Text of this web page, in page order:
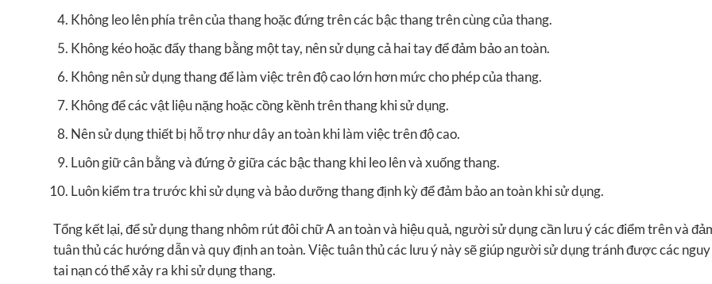
Không leo lên phía trên của thang hoặc đứng trên các bậc thang trên cùng của thang.
Không kéo hoặc đẩy thang bằng một tay, nên sử dụng cả hai tay để đảm bảo an toàn.
Không nên sử dụng thang để làm việc trên độ cao lớn hơn mức cho phép của thang.
Không để các vật liệu nặng hoặc cồng kềnh trên thang khi sử dụng.
Nên sử dụng thiết bị hỗ trợ như dây an toàn khi làm việc trên độ cao.
Luôn giữ cân bằng và đứng ở giữa các bậc thang khi leo lên và xuống thang.
Luôn kiểm tra trước khi sử dụng và bảo dưỡng thang định kỳ để đảm bảo an toàn khi sử dụng.
Tổng kết lại, để sử dụng thang nhôm rút đôi chữ A an toàn và hiệu quả, người sử dụng cần lưu ý các điểm trên và
tuân thủ các hướng dẫn và quy định an toàn. Việc tuân thủ các lưu ý này sẽ giúp người sử dụng tránh được các
tai nạn có thể xảy ra khi sử dụng thang.